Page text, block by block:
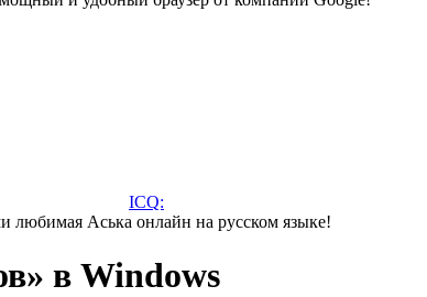
ICQ:
любимая Аська онлайн на русском языке!
в Windows